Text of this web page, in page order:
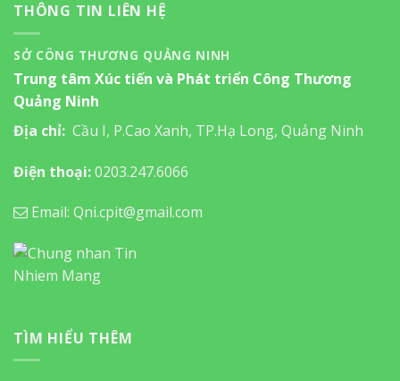
THÔNG TIN LIÊN HỆ
SỞ CÔNG THƯƠNG QUẢNG NINH
Trung tâm Xúc tiến và Phát triển Công Thương
Quảng Ninh
Địa chỉ: Cầu I, P.Cao Xanh, TP.Hạ Long, Quảng Ninh
Điện thoại:0203.247.6066
Email: Qni.cpit@gmail.com
TÌM HIỂU THÊM